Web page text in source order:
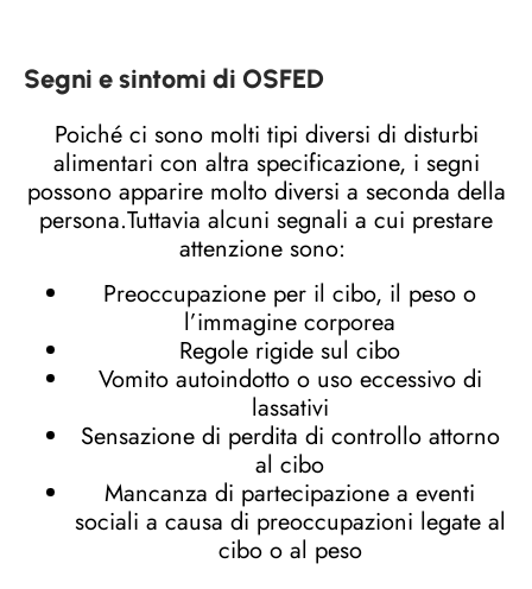
Segni e sintomi di OSFED
Poiché ci sono molti tipi diversi di disturbi
alimentari con altra specificazione, i segni
possono apparire molto diversi a seconda della
persona.Tuttavia alcuni segnali a cui prestare
attenzione sono:
Preoccupazione per il cibo, il peso o
l’immagine corporea
Regole rigide sul cibo
Vomito autoindotto o uso eccessivo di
lassativi
Sensazione di perdita di controllo attorno
al cibo
Mancanza di partecipazione a eventi
sociali a causa di preoccupazioni legate al
cibo o al peso